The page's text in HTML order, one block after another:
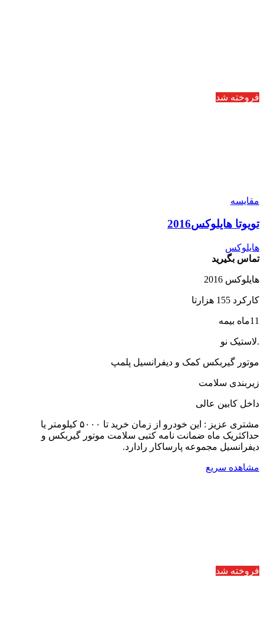
فروخته شد
مقایسه
تویوتا هایلوکس2016
هایلوکس
تماس بگیرید
هایلوکس 2016
کارکرد 155 هزارتا
11ماه بیمه
.لاستیک نو
موتور گیربکس کمک و دیفرانسیل پلمپ
زیربندی سلامت
داخل کابین عالی
مشتری عزیز : این خودرو از زمان خرید تا ۵۰۰۰ کیلومتر یا
حداکثریک ماه ضمانت نامه کتبی سلامت موتور گیربکس و
دیفرانسیل مجموعه پارساکار رادارد.
مشاهده سریع
فروخته شد